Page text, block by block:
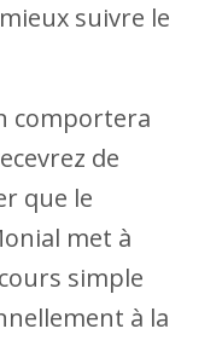
suivre le
comportera
de
que le
met à
simple
à la